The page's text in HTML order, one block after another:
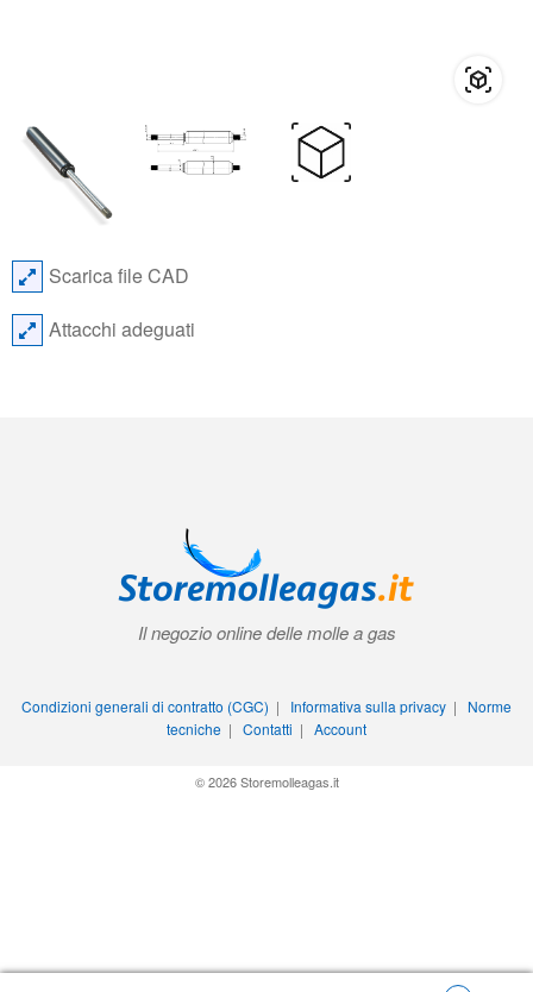
Scarica file CAD
Attacchi adeguati
Il negozio online delle molle a gas
Condizioni generali di contratto (CGC) | Informativa sulla privacy | Norme
tecniche | Contatti | Account
© 2026 Storemolleagas.it